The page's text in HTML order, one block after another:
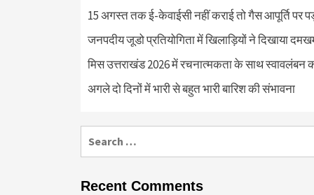
15 अगस्त तक ई-केवाईसी नहीं कराई तो गैस आपूर्ति पर
जनपदीय जूडो प्रतियोगिता में खिलाड़ियों ने दिखाया
मिस उत्तराखंड 2026 में रचनात्मकता के साथ स्वावलंबन
अगले दो दिनों में भारी से बहुत भारी बारिश की संभावना
Recent Comments